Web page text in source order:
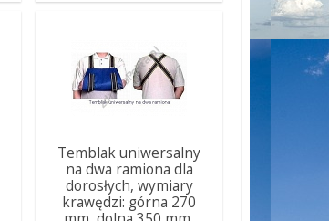
Temblak uniwersalny
na dwa ramiona dla
dorosłych, wymiary
krawędzi: górna 270